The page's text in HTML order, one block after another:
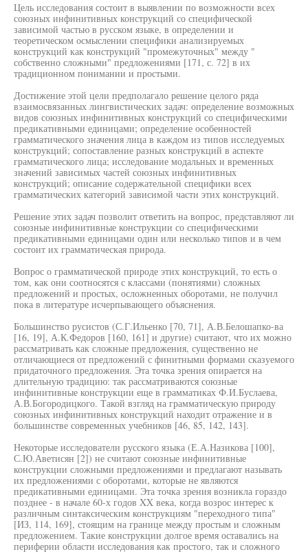
Цель исследования состоит в выявлении по возможности всех
союзных инфинитивных конструкций со специфической
зависимой частью в русском языке, в определении и
теоретическом осмыслении специфики анализируемых
конструкций как конструкций "промежуточных" между "
собственно сложными" предложениями [171, с. 72] в их
традиционном понимании и простыми.
Достижение этой цели предполагало решение целого ряда
взаимосвязанных лингвистических задач: определение возможных
видов союзных инфинитивных конструкций со специфическими
предикативными единицами; определение особенностей
грамматического значения лица в каждом из типов исследуемых
конструкций; сопоставление разных конструкций в аспекте
грамматического лица; исследование модальных и временных
значений зависимых частей союзных инфинитивных
конструкций; описание содержательной специфики всех
грамматических категорий зависимой части этих конструкций.
Решение этих задач позволит ответить на вопрос, представляют ли
союзные инфинитивные конструкции со специфическими
предикативными единицами один или несколько типов и в чем
состоит их грамматическая природа.
Вопрос о грамматической природе этих конструкций, то есть о
том, как они соотносятся с классами (понятиями) сложных
предложений и простых, осложненных оборотами, не получил
пока в литературе исчерпывающего объяснения.
Большинство русистов (С.Г.Ильенко [70, 71], А.В.Белошапко-ва
[16, 19], А.К.Федоров [160, 161] и другие) считают, что их можно
рассматривать как сложные предложения, существенно не
отличающиеся от предложений с финитными формами сказуемого
придаточного предложения. Эта точка зрения опирается на
длительную традицию: так рассматриваются союзные
инфинитивные конструкции еще в грамматиках Ф.И.Буслаева,
А.В.Богородицкого. Такой взгляд на грамматическую природу
союзных инфинитивных конструкций находит отражение и в
большинстве современных учебников [46, 85, 142, 143].
Некоторые исследователи русского языка (Е.А.Назикова [100],
С.Ю.Аветисян [2]) не считают союзные инфинитивные
конструкции сложными предложениями и предлагают называть
их предложениями с оборотами, которые не являются
предикативными единицами. Эта точка зрения возникла гораздо
позднее - в начале 60-х годов XX века, когда возрос интерес к
различным синтаксическим конструкциям "переходного типа"
[ИЗ, 114, 169], стоящим на границе между простым и сложным
предложением. Такие конструкции долгое время оставались на
периферии области исследования как простого, так и сложного